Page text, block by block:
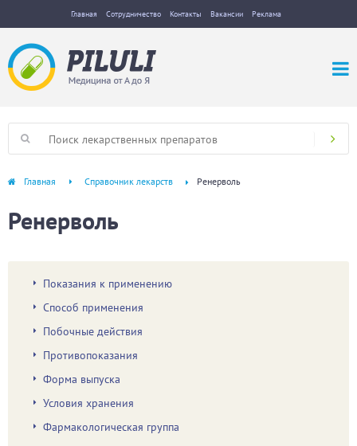
Главная Сотрудничество Контакты Вакансии Реклама
Главная Справочник лекарств Ренерволь
Ренерволь
Показания к применению
Способ применения
Побочные действия
Противопоказания
Форма выпуска
Условия хранения
Фармакологическая группа